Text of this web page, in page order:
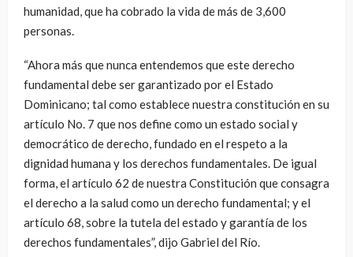
humanidad, que ha cobrado la vida de más de 3,600
personas.
“Ahora más que nunca entendemos que este derecho
fundamental debe ser garantizado por el Estado
Dominicano; tal como establece nuestra constitución en su
artículo No. 7 que nos define como un estado social y
democrático de derecho, fundado en el respeto a la
dignidad humana y los derechos fundamentales. De igual
forma, el artículo 62 de nuestra Constitución que consagra
el derecho a la salud como un derecho fundamental; y el
artículo 68, sobre la tutela del estado y garantía de los
derechos fundamentales”, dijo Gabriel del Río.